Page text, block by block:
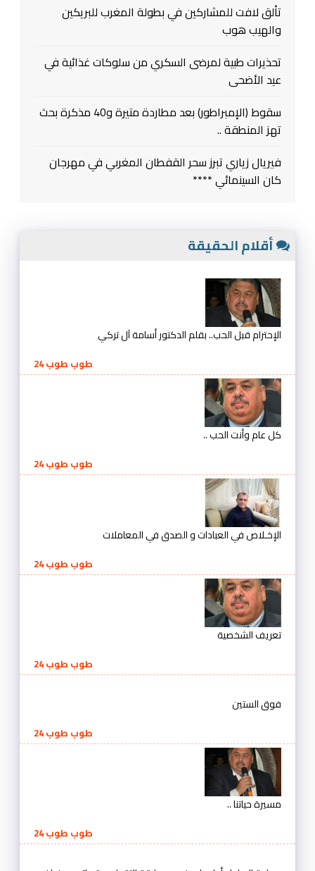
تألق لافت للمشاركين في بطولة المغرب للبريكين
والهيب هوب
تحذيرات طبية لمرضى السكري من سلوكات غذائية في
عيد الأضحى
سقوط (الإمبراطور) بعد مطاردة متيرة و40 مذكرة بحث
تهز المنطقة ..
فيريال زياري تبرز سحر القفطان المغربي في مهرجان
كان السينمائي ****
أقلام الحقيقة
الإحترام قبل الحب.. بقلم الدكتور أسامة آل تركي
طوب طوب 24
كل عام وأنت الحب ..
طوب طوب 24
الإخـلاص في العبادات و الصدق في المعاملات
طوب طوب 24
تعريف الشخصية
طوب طوب 24
فوق الستين
طوب طوب 24
مسيرة حياتنا ..
طوب طوب 24